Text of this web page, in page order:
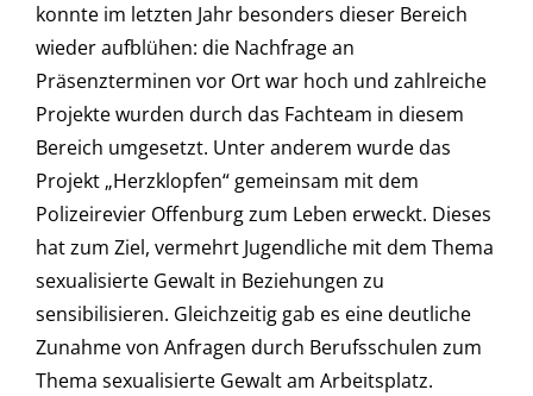
konnte im letzten Jahr besonders dieser Bereich
wieder aufblühen: die Nachfrage an
Präsenzterminen vor Ort war hoch und zahlreiche
Projekte wurden durch das Fachteam in diesem
Bereich umgesetzt. Unter anderem wurde das
Projekt „Herzklopfen“ gemeinsam mit dem
Polizeirevier Offenburg zum Leben erweckt. Dieses
hat zum Ziel, vermehrt Jugendliche mit dem Thema
sexualisierte Gewalt in Beziehungen zu
sensibilisieren. Gleichzeitig gab es eine deutliche
Zunahme von Anfragen durch Berufsschulen zum
Thema sexualisierte Gewalt am Arbeitsplatz.